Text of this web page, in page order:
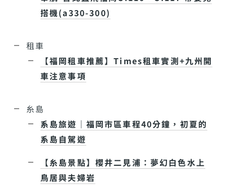
搭機(a330-300)
租車
【福岡租車推薦】Times租車實測+九州開
車注意事項
糸島
系島旅遊｜福岡市區車程40分鐘，初夏的
系島自駕遊
【糸島景點】櫻井二見浦：夢幻白色水上
鳥居與夫婦岩